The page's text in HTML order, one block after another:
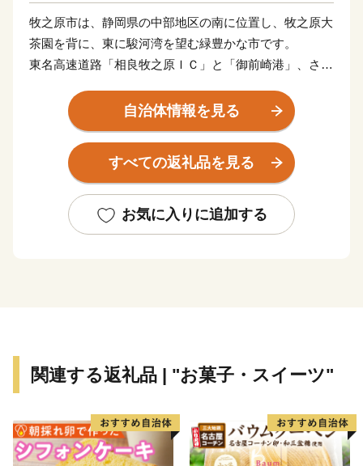
牧之原市は、静岡県の中部地区の南に位置し、牧之原大
茶園を背に、東に駿河湾を望む緑豊かな市です。
東名高速道路「相良牧之原ＩＣ」と「御前崎港」、さら
つ市です。
牧之原市には、日本有数の海水浴場である静波海岸とさ
がらサンビーチがあり,夏には、遠浅で波が静かなビー
チに連日大勢の海水浴客が訪れます。
ファーたちが集まり、一年を通して賑わっています。
TEL：050-1707-9298（平日8：30～17：00）
E-mail：makinohara@furusato-supports.com
自治体情報を見る
すべての返礼品を見る
お気に入りに追加する
関連する返礼品 | "お菓子・スイーツ"